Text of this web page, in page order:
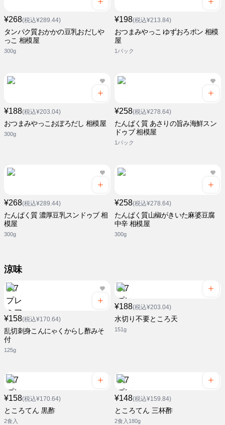
¥268(税込¥289.44)
タンパク質おかかの豆乳おだしや
っこ 相模屋
300g
¥198(税込¥213.84)
おつまみやっこ ゆずおろポン 相模
屋
1パック
¥188(税込¥203.04)
おつまみやっこおぼろだし 相模屋
300g
¥258(税込¥278.64)
たんぱく質 あさりの旨み海鮮スン
ドゥブ 相模屋
1パック
¥268(税込¥289.44)
たんぱく質 濃厚豆乳スンドゥブ 相
模屋
300g
¥258(税込¥278.64)
たんぱく質山椒がきいた麻婆豆腐
中辛 相模屋
300g
涼味
¥158(税込¥170.64)
乱切刺身こんにゃくからし酢みそ
付
125g
¥188(税込¥203.04)
水切り不要ところ天
151g
¥158(税込¥170.64)
ところてん 黒酢
2食入
¥148(税込¥159.84)
ところてん 三杯酢
2食入180g